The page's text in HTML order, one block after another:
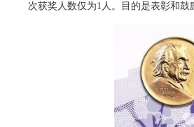
次获奖人数仅为1人。 目的是表彰和